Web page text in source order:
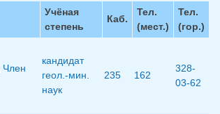
Учёная
степень
Каб.
Тел.
(мест.)
Тел.
(гор.)
Член
кандидат
геол.-мин.
наук
235 162
328-
03-62